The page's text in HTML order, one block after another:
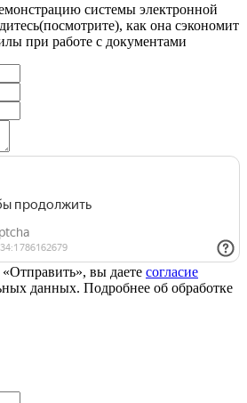
системы электронной
как она сэкономит
при работе с документами
вы даете согласие
данных. Подробнее об обработке